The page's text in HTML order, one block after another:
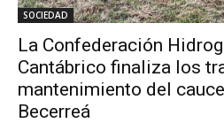
SOCIEDAD
La Confederación
Cantábrico finaliza los
mantenimiento del
Becerreá